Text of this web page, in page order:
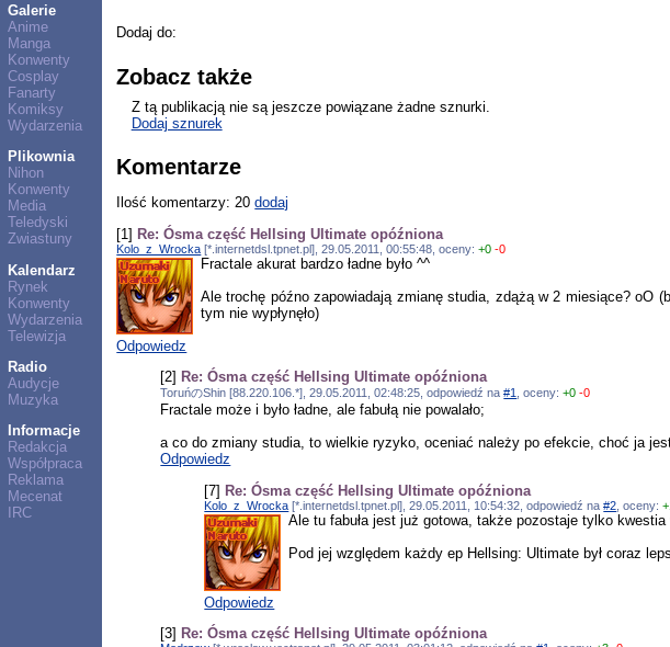
Galerie
Anime
Manga
Konwenty
Cosplay
Fanarty
Komiksy
Wydarzenia
Plikownia
Nihon
Konwenty
Media
Teledyski
Zwiastuny
Kalendarz
Rynek
Konwenty
Wydarzenia
Telewizja
Radio
Audycje
Muzyka
Informacje
Redakcja
Współpraca
Reklama
Mecenat
IRC
Dodaj do:
Zobacz także
Z tą publikacją nie są jeszcze powiązane żadne sznurki.
Dodaj sznurek
Komentarze
Ilość komentarzy: 20dodaj
[1] Re: Ósma część Hellsing Ultimate opóźniona
Kolo_z_Wrocka [*.internetdsl.tpnet.pl], 29.05.2011, 00:55:48, oceny:+0 -0
Fractale akurat bardzo ładne było ^^
Ale trochę późno zapowiadają zmianę studia, zdążą w 2 miesiące? oO
tym nie wypłynęło)
Odpowiedz
[2] Re: Ósma część Hellsing Ultimate opóźniona
ToruńのShin [88.220.106.*], 29.05.2011, 02:48:25, odpowiedź na#1 , oceny:+0 -0
Fractale może i było ładne, ale fabułą nie powalało;
a co do zmiany studia, to wielkie ryzyko, oceniać należy po efekcie, choć ja
Odpowiedz
[7] Re: Ósma część Hellsing Ultimate opóźniona
Kolo_z_Wrocka [*.internetdsl.tpnet.pl], 29.05.2011, 10:54:32, odpowiedź na#2 , oceny:
Ale tu fabuła jest już gotowa, także pozostaje tylko
Pod jej względem każdy ep Hellsing: Ultimate był coraz
Odpowiedz
[3] Re: Ósma część Hellsing Ultimate opóźniona